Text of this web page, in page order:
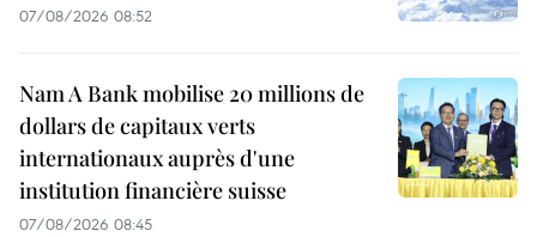
07/08/2026 08:52
Nam A Bank mobilise 20 millions de
dollars de capitaux verts
internationaux auprès d'une
institution financière suisse
07/08/2026 08:45